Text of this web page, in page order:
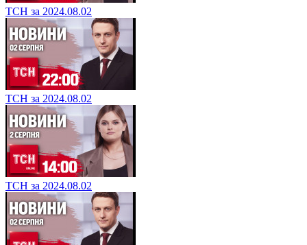
ТСН за 2024.08.02
ТСН за 2024.08.02
ТСН за 2024.08.02